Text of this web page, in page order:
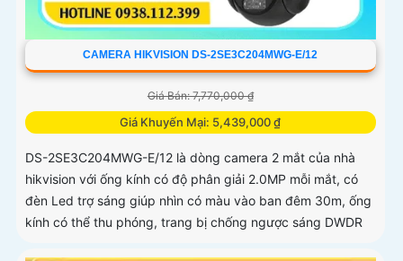
CAMERA HIKVISION DS-2SE3C204MWG-E/12
Giá Bán: 7,770,000 ₫
Giá Khuyến Mại: 5,439,000 ₫
DS-2SE3C204MWG-E/12 là dòng camera 2 mắt của nhà
hikvision với ống kính có độ phân giải 2.0MP mỗi mắt, có
đèn Led trợ sáng giúp nhìn có màu vào ban đêm 30m, ống
kính có thể thu phóng, trang bị chống ngược sáng DWDR